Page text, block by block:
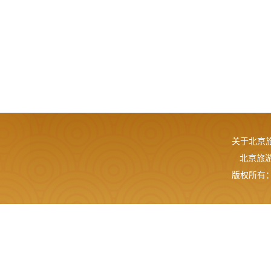
关于北京
北京旅
版权所有